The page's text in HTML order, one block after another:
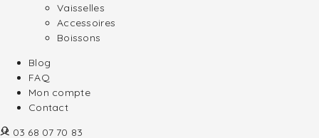
Vaisselles
Accessoires
Boissons
Blog
FAQ
Mon compte
Contact
03 68 07 70 83